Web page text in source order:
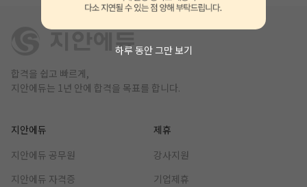
하루 동안 그만 보기
합격을 쉽고 빠르게,
지안에듀는 1년 안에 합격을 목표를 합니다.
지안에듀
지안에듀 공무원
지안에듀 자격증
제휴
강사지원
기업제휴